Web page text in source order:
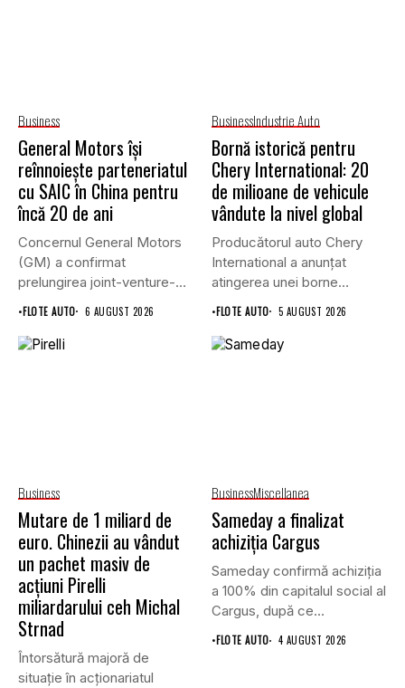
Business
General Motors își
reînnoiește parteneriatul
cu SAIC în China pentru
încă 20 de ani
Concernul General Motors
(GM) a confirmat
prelungirea joint-venture-
ului său cu grupul chinez...
•FLOTE AUTO 6 AUGUST 2026
BusinessIndustrie Auto
Bornă istorică pentru
Chery International: 20
de milioane de vehicule
vândute la nivel global
Producătorul auto Chery
International a anunțat
atingerea unei borne
istorice în industria...
•FLOTE AUTO 5 AUGUST 2026
Business
Mutare de 1 miliard de
euro. Chinezii au vândut
un pachet masiv de
acțiuni Pirelli
miliardarului ceh Michal
Strnad
Întorsătură majoră de
situație în acționariatul
BusinessMiscellanea
Sameday a finalizat
achiziția Cargus
Sameday confirmă achiziția
a 100% din capitalul social al
Cargus, după ce...
•FLOTE AUTO 4 AUGUST 2026